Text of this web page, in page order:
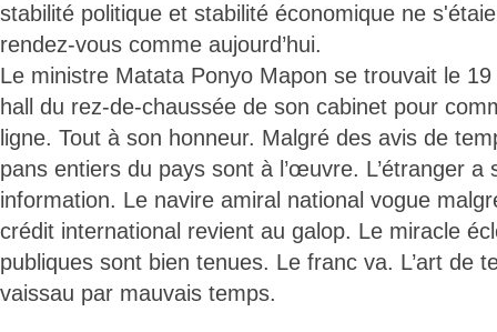
stabilité politique et stabilité économique ne
rendez-vous comme aujourd’hui.
Le ministre Matata Ponyo Mapon se trouvait le
hall du rez-de-chaussée de son cabinet pour
ligne. Tout à son honneur. Malgré des avis de
pans entiers du pays sont à l’œuvre. L’étranger a
information. Le navire amiral national vogue
crédit international revient au galop. Le miracle
publiques sont bien tenues. Le franc va. L’art de
vaissau par mauvais temps.